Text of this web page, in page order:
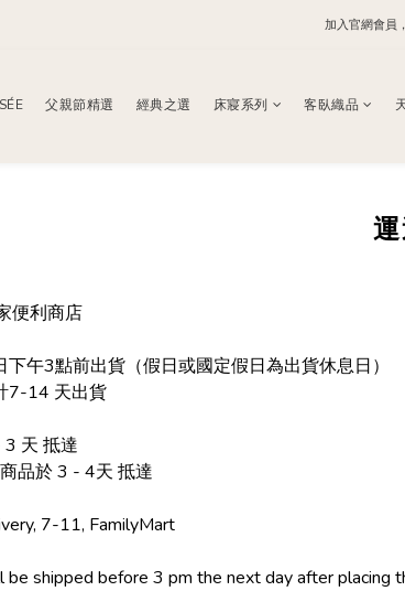
每日 24:00 前
加入官網會員
父親節精選 經典之選 床寢系列 客臥織品
便利商店
午3點前出貨（假日或國定假日為出貨休息日）
7-14 天出貨
天 抵達
品於 3 - 4天 抵達
7-11, FamilyMart
shipped before 3 pm the next day after placing